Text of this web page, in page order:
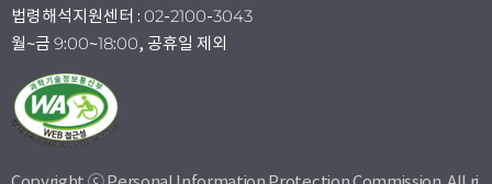
법령해석지원센터 : 02-2100-3043
월~금 9:00~18:00, 공휴일 제외